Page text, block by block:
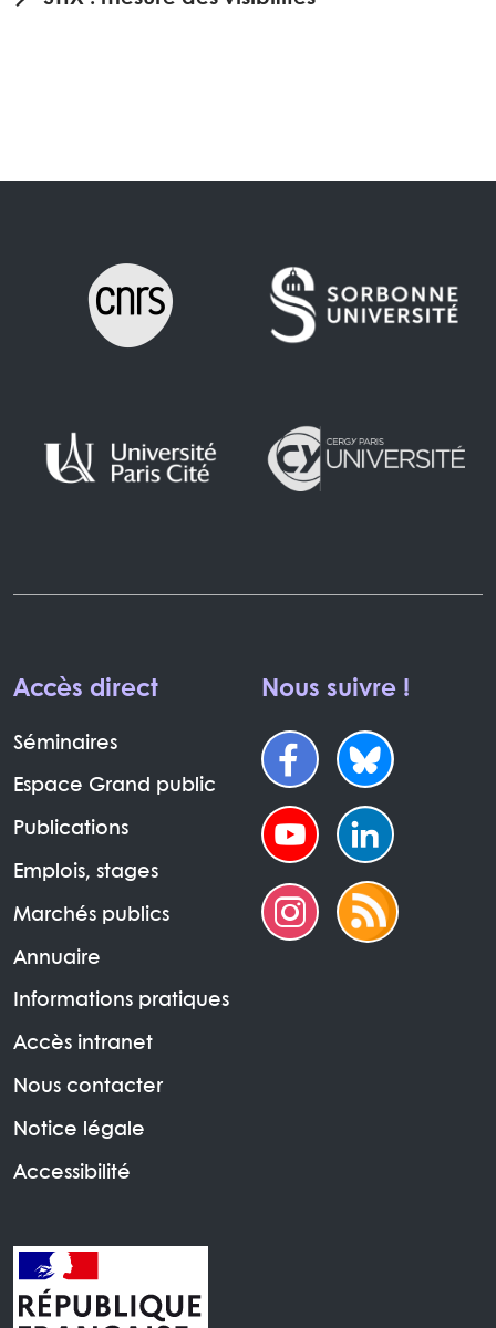
Accès direct
Séminaires
Espace Grand public
Publications
Emplois, stages
Marchés publics
Annuaire
Informations pratiques
Accès intranet
Nous contacter
Notice légale
Accessibilité
Nous suivre !